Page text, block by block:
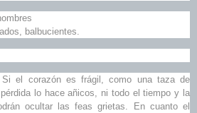
balbucientes.
el corazón es frágil, como una taza de
lo hace añicos, ni todo el tiempo y la
ocultar las feas grietas. En cuanto el